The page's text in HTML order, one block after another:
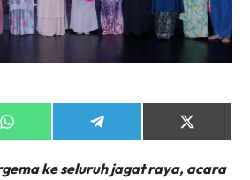
Share
on
Share
on
Share
on
(Twitter)
ke seluruh jagat raya, acara